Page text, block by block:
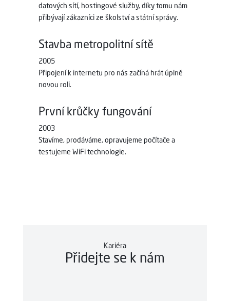
datových sítí, hostingové služby, díky tomu nám
přibývají zákazníci ze školství a státní správy.
Stavba metropolitní sítě
2005
Připojení k internetu pro nás začíná hrát úplně
novou roli.
První krůčky fungování
2003
Stavíme, prodáváme, opravujeme počítače a
testujeme WiFi technologie.
Kariéra
Přidejte se k nám